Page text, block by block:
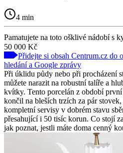
4 min
Pamatujete na toto ošklivé nádobí s
50 000 Kč
Přidejte si obsah Centrum.cz do
hledání a Google zprávy
Při úklidu půdy nebo při procházení
můžete narazit na robustní talíře a
kvítky. Tento porcelán z období
končil na bleších trzích za pár
kompletní servisy v dobrém stavu
přesahující i 50 tisíc korun. Co stojí
jak poznat, jestli máte doma cenný